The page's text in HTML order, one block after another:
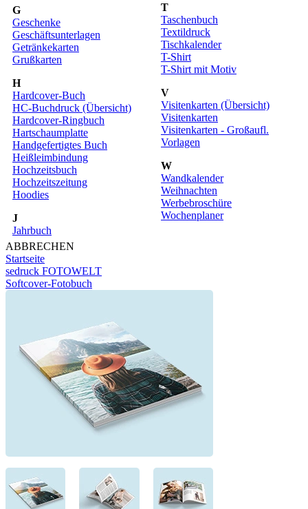
G
Geschenke
Geschäftsunterlagen
Getränkekarten
Grußkarten
H
Hardcover-Buch
HC-Buchdruck (Übersicht)
Hardcover-Ringbuch
Hartschaumplatte
Handgefertigtes Buch
Heißleimbindung
Hochzeitsbuch
Hochzeitszeitung
Hoodies
J
Jahrbuch
T
Taschenbuch
Textildruck
Tischkalender
T-Shirt
T-Shirt mit Motiv
V
Visitenkarten (Übersicht)
Visitenkarten
Visitenkarten - Großaufl.
Vorlagen
W
Wandkalender
Weihnachten
Werbebroschüre
Wochenplaner
ABBRECHEN
Startseite
sedruck FOTOWELT
Softcover-Fotobuch